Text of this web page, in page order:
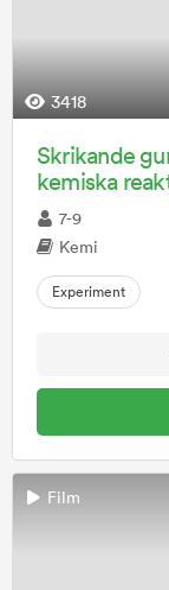
3418
Skrikande
kemiska
7-9
Kemi
Experiment
Film